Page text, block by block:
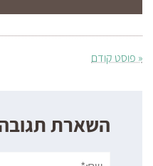
« פוסט קודם
השארת